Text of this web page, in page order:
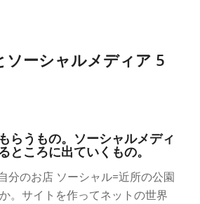
ソーシャルメディア 5
らうもの。ソーシャルメディ
ところに出ていくもの。
分のお店 ソーシャル=近所の公園
。サイトを作ってネットの世界